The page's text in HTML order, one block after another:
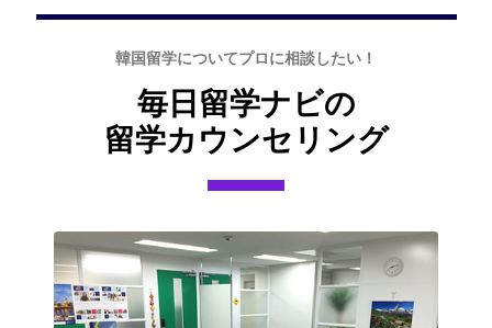
韓国留学についてプロに相談したい！
毎日留学ナビの
留学カウンセリング